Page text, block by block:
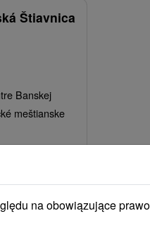
Štiavnica
Banskej
meštianske
POKAZna obowiązujące prawo